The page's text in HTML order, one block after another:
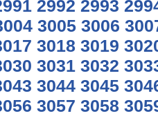
2992 2993
3005 3006
3018 3019
3031 3032
3044 3045
3057 3058